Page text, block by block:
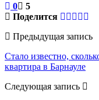
0
5
Поделится
Предыдущая запись
Стало известно,
квартира в Барнауле
Следующая запись